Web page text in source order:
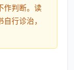
作判断。读
行诊治，